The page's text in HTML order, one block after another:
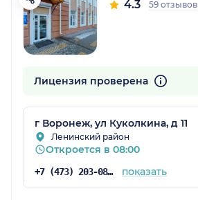
4.3 59 отзывов
Лицензия проверена
г Воронеж, ул Куколкина, д 11
Ленинский район
Откроется в 08:00
+7 (473) 203-08-42 показать